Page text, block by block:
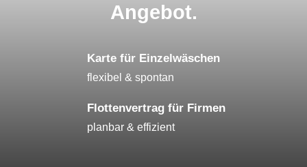
Angebot.
Karte für Einzelwäschen
flexibel & spontan
Flottenvertrag für Firmen
planbar & effizient